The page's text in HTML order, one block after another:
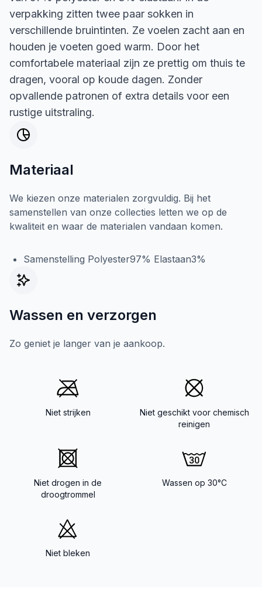
verpakking zitten twee paar sokken in
verschillende bruintinten. Ze voelen zacht aan en
houden je voeten goed warm. Door het
comfortabele materiaal zijn ze prettig om thuis te
dragen, vooral op koude dagen. Zonder
opvallende patronen of extra details voor een
rustige uitstraling.
Materiaal
We kiezen onze materialen zorgvuldig. Bij het
samenstellen van onze collecties letten we op de
kwaliteit en waar de materialen vandaan komen.
Samenstelling Polyester97% Elastaan3%
Wassen en verzorgen
Zo geniet je langer van je aankoop.
Niet strijken
Niet geschikt voor chemisch
reinigen
Niet drogen in de
droogtrommel
Wassen op 30°C
Niet bleken